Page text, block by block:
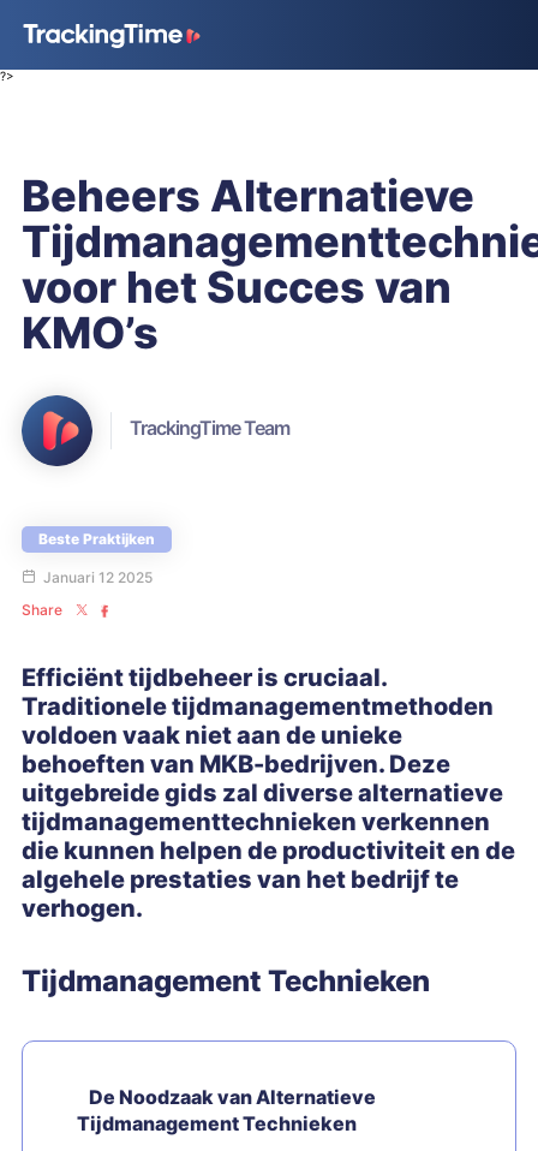
?>
Beheers Alternatieve
voor het Succes van
KMO’s
TrackingTime Team
Beste Praktijken
Januari 12 2025
Share
Efficiënt tijdbeheer is cruciaal.
Traditionele tijdmanagementmethoden
voldoen vaak niet aan de unieke
behoeften van MKB-bedrijven. Deze
uitgebreide gids zal diverse alternatieve
tijdmanagementtechnieken verkennen
die kunnen helpen de productiviteit en de
algehele prestaties van het bedrijf te
verhogen.
Tijdmanagement Technieken
De Noodzaak van Alternatieve
Tijdmanagement Technieken